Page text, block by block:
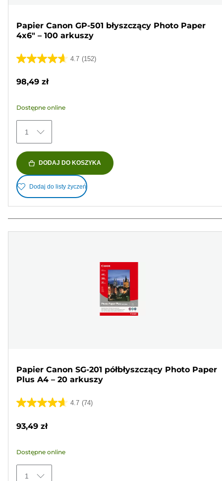
Papier Canon GP-501 błyszczący Photo Paper
4x6" – 100 arkuszy
4.7 (152)
4.7
5
152
Recenzji
98,49 zł
Dostępne online
1
DODAJ DO KOSZYKA
Dodaj do listy życzeń
Papier Canon SG-201 półbłyszczący Photo Paper
Plus A4 – 20 arkuszy
4.7 (74)
4.7
5
74
Recenzji
93,49 zł
Dostępne online
1